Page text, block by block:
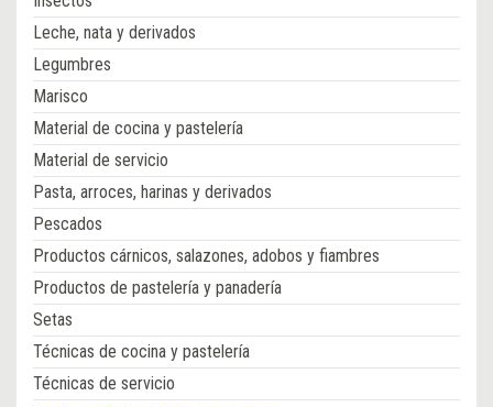
Leche, nata y derivados
Legumbres
Marisco
Material de cocina y pastelería
Material de servicio
Pasta, arroces, harinas y derivados
Pescados
Productos cárnicos, salazones, adobos y fiambres
Productos de pastelería y panadería
Setas
Técnicas de cocina y pastelería
Técnicas de servicio